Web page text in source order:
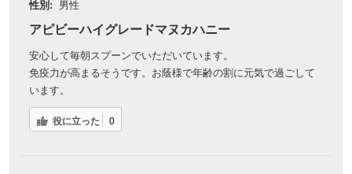
性別:
男性
アピビーハイグレードマヌカハニー
安心して毎朝スプーンでいただいています。
免疫力が高まるそうです。お蔭様で年齢の割に元気で過ごして
います。
役に立った 0